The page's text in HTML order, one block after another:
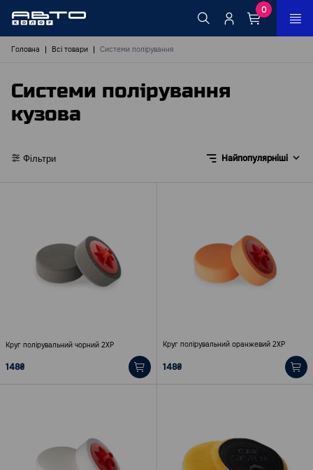
0
Головна Всі товари Системи полірування
Системи полірування
кузова
Фільтри Найпопулярніші
Круг полірувальний чорний 2ХР
148₴
Круг полірувальний оранжевий 2ХР
148₴